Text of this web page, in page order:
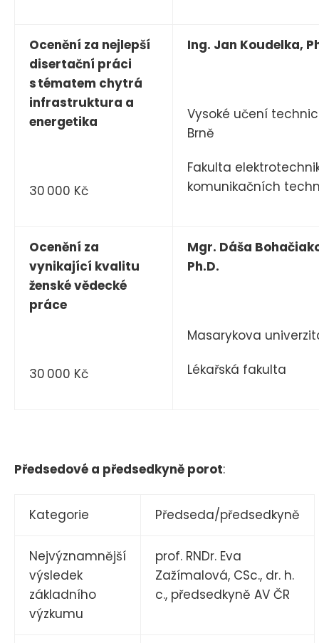
Ocenění za nejlepší
disertační práci
s tématem chytrá
infrastruktura a
energetika
30 000 Kč
Ing. Jan Koudelka,
Vysoké učení
Brně
Fakulta
komunikačních
Ocenění za
vynikající kvalitu
ženské vědecké
práce
30 000 Kč
Mgr. Dáša
Ph.D.
Masarykova
Lékařská fakulta
Předsedové a předsedkyně porot:
Kategorie Předseda/předsedkyně
Nejvýznamnější
výsledek
základního
výzkumu
prof. RNDr. Eva
Zažímalová, CSc., dr. h.
c., předsedkyně AV ČR